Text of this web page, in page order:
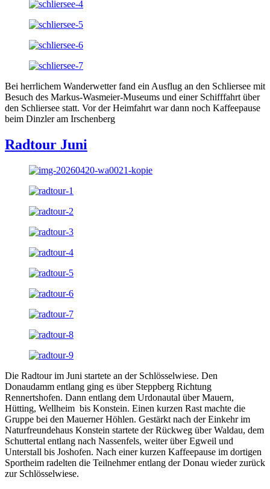
Bei herrlichem Wanderwetter fand ein Ausflug an den Schliersee mit
Besuch des Markus-Wasmeier-Museums und einer Schifffahrt über
den Schliersee statt. Vor der Heimfahrt war dann noch Kaffeepause
beim Dinzler am Irschenberg
Radtour Juni
Die Radtour im Juni startete an der Schlösselwiese. Den
Donaudamm entlang ging es über Steppberg Richtung
Rennertshofen. Dann entlang dem Urdonautal über Mauern,
Hütting, Wellheim bis Konstein. Einen kurzen Rast machte die
Gruppe bei den Mauerner Höhlen. Gestärkt nach der Einkehr im
Naturfreundehaus Konstein startete der Rückweg über Waldau, dem
Schuttertal entlang nach Nassenfels, weiter über Egweil und
Unterstall bis Joshofen. Nach einer kurzen Kaffeepause im dortigen
Sportheim radelten die Teilnehmer entlang der Donau wieder zurück
zur Schlösselwiese.